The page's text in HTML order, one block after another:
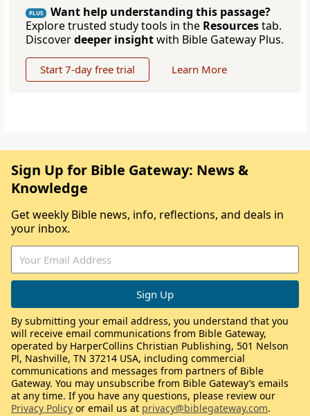
PLUS
Want help understanding this passage?
Explore trusted study tools in the Resourcestab.
Discoverdeeper insightwith Bible Gateway Plus.
Start 7-day free trial Learn More
Sign Up for Bible Gateway: News &
Knowledge
Get weekly Bible news, info, reflections, and deals in
your inbox.
By submitting your email address, you understand that you
will receive email communications from Bible Gateway,
operated by HarperCollins Christian Publishing, 501 Nelson
Pl, Nashville, TN 37214 USA, including commercial
communications and messages from partners of Bible
Gateway. You may unsubscribe from Bible Gateway’s emails
at any time. If you have any questions, please review our
Privacy Policy or email us at privacy@biblegateway.com.